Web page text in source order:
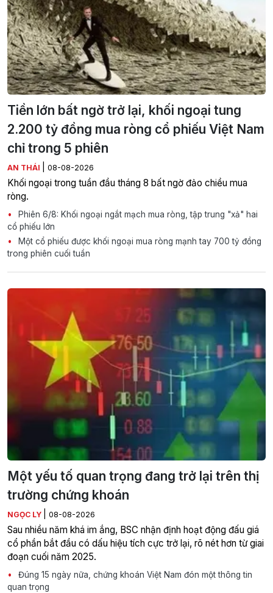
Tiền lớn bất ngờ trở lại, khối ngoại tung
2.200 tỷ đồng mua ròng cổ phiếu Việt Nam
chỉ trong 5 phiên
AN THÁI 08-08-2026
Khối ngoại trong tuần đầu tháng 8 bất ngờ đảo chiều mua
ròng.
Phiên 6/8: Khối ngoại ngắt mạch mua ròng, tập trung "xả" hai
cổ phiếu lớn
Một cổ phiếu được khối ngoại mua ròng mạnh tay 700 tỷ đồng
trong phiên cuối tuần
Một yếu tố quan trọng đang trở lại trên thị
trường chứng khoán
NGỌC LY 08-08-2026
Sau nhiều năm khá im ắng, BSC nhận định hoạt động đấu giá
cổ phần bắt đầu có dấu hiệu tích cực trở lại, rõ nét hơn từ giai
đoạn cuối năm 2025.
Đúng 15 ngày nữa, chứng khoán Việt Nam đón một thông tin
quan trọng